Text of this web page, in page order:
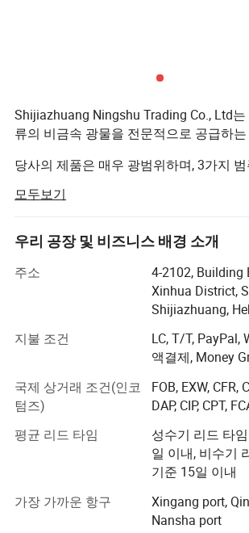
Shijiazhuang Ningshu Trading Co., Ltd
류의 비금속 광물을 전문적으로 공급하
당사의 제품은 매우 광범위하며, 3가지
농경 및 원예용 중지는
점토, 버미라이트, 로크울, 천연 제아라이
었습니다.
이크, 복합 락 칩입니다
3) 수족관과 장식용 컬러 샌드 & 자갈
메인 제품은 천연 색 모래와 천연 자갈, 유
고화질의 컬러 자갈입니다. 합리적인 가
되는 우리 제품은 호주, 캐나다, 두바이,
르, 말레이시아, 일본, 한국 태국, 우리의
인 서비스, 높은 책임감을 즐기는 좋은 명
우리는 "품질, 서비스, 책임"을 우리의 원
모두보기
우리 공장 및 비즈니스 배경 소개
주소
4-2102, Building
Xinhua District,
Shijiazhuang,
지불 조건
LC, T/T, PayPal,
액결제, Money
국제 상거래 조건(인코
텀즈)
FOB, EXW, CFR,
DAP, CIP, CPT,
평균 리드 타임
성수기 리드 타
일 이내, 비수기
기준 15일 이내
가장 가까운 항구
Xingang port,
Nansha port